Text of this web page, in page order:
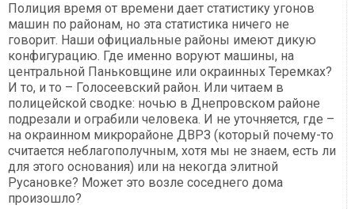
Полиция время от времени дает статистику угонов
машин по районам, но эта статистика ничего не
говорит. Наши официальные районы имеют дикую
конфигурацию. Где именно воруют машины, на
центральной Паньковщине или окраинных Теремках?
И то, и то – Голосеевский район. Или читаем в
полицейской сводке: ночью в Днепровском районе
подрезали и ограбили человека. И не уточняется, где –
на окраинном микрорайоне ДВРЗ (который почему-то
считается неблагополучным, хотя мы не знаем, есть ли
для этого основания) или на некогда элитной
Русановке? Может это возле соседнего дома
произошло?